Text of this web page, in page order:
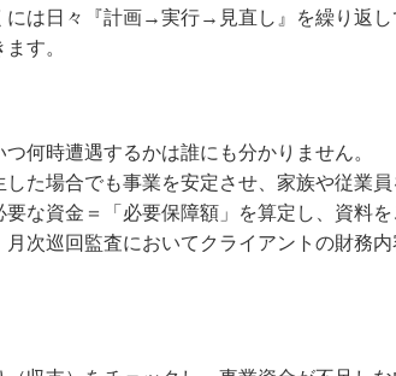
には日々『計画→実行→見直し』を繰り返
す。
何時遭遇するかは誰にも分かりません。
た場合でも事業を安定させ、家族や従業員
な資金＝「必要保障額」を算定し、資料を
次巡回監査においてクライアントの財務